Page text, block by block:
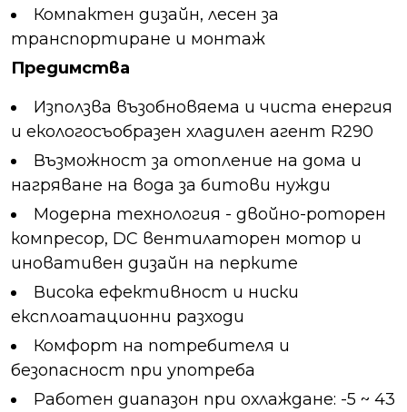
Компактен дизайн, лесен за
транспортиране и монтаж
Предимства
Използва възобновяема и чиста енергия
и екологосъобразен хладилен агент R290
Възможност за отопление на дома и
нагряване на вода за битови нужди
Модерна технология - двойно-роторен
компресор, DC вентилаторен мотор и
иновативен дизайн на перките
Висока ефективност и ниски
експлоатационни разходи
Комфорт на потребителя и
безопасност при употреба
Работен диапазон при охлаждане: -5 ~ 43